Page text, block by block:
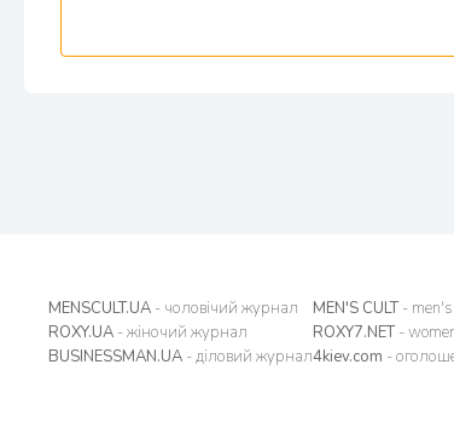
MENSCULT.UA - чоловічий журнал
ROXY.UA - жіночий журнал
BUSINESSMAN.UA - діловий журнал
MEN'S CULT-
ROXY7.NET-
4kiev.com -